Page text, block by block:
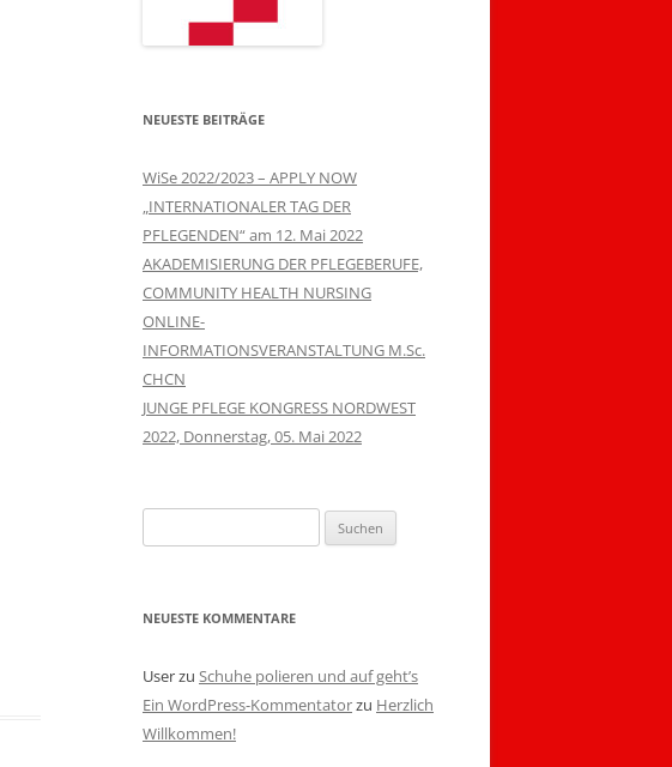
NEUESTE BEITRÄGE
WiSe 2022/2023 – APPLY NOW
„INTERNATIONALER TAG DER
PFLEGENDEN“ am 12. Mai 2022
AKADEMISIERUNG DER PFLEGEBERUFE,
COMMUNITY HEALTH NURSING
ONLINE-
INFORMATIONSVERANSTALTUNG M.Sc.
CHCN
JUNGE PFLEGE KONGRESS NORDWEST
2022, Donnerstag, 05. Mai 2022
nach:
NEUESTE KOMMENTARE
Userzu Schuhe polieren und auf geht’s
Ein WordPress-Kommentatorzu Herzlich
Willkommen!